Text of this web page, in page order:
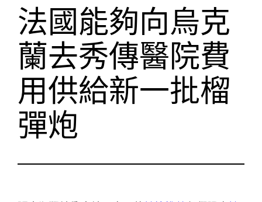
法國能夠向烏克
蘭去秀傳醫院費
用供給新一批榴
彈炮